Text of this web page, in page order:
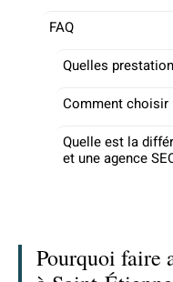
FAQ
Quelles
Comment choisir
Quelle est la
et une agence
Pourquoi faire